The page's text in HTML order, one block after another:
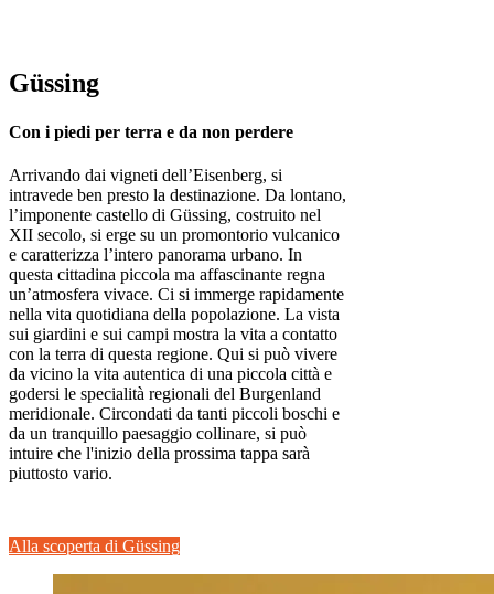
Güssing
Con i piedi per terra e da non perdere
Arrivando dai vigneti dell’Eisenberg, si
intravede ben presto la destinazione. Da lontano,
l’imponente castello di Güssing, costruito nel
XII secolo, si erge su un promontorio vulcanico
e caratterizza l’intero panorama urbano. In
questa cittadina piccola ma affascinante regna
un’atmosfera vivace. Ci si immerge rapidamente
nella vita quotidiana della popolazione. La vista
sui giardini e sui campi mostra la vita a contatto
con la terra di questa regione. Qui si può vivere
da vicino la vita autentica di una piccola città e
godersi le specialità regionali del Burgenland
meridionale. Circondati da tanti piccoli boschi e
da un tranquillo paesaggio collinare, si può
intuire che l'inizio della prossima tappa sarà
piuttosto vario.
Alla scoperta di Güssing